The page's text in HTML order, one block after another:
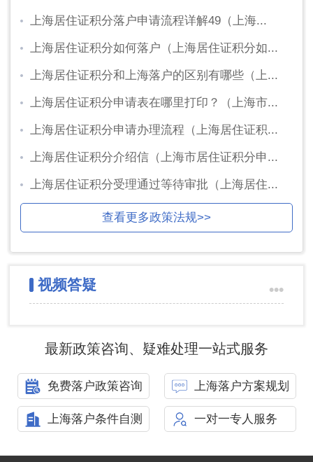
上海居住证积分落户申请流程详解49（上海...
上海居住证积分如何落户（上海居住证积分如...
上海居住证积分和上海落户的区别有哪些（上...
上海居住证积分申请表在哪里打印？（上海市...
上海居住证积分申请办理流程（上海居住证积...
上海居住证积分介绍信（上海市居住证积分申...
上海居住证积分受理通过等待审批（上海居住...
查看更多政策法规>>
视频答疑 •••
最新政策咨询、疑难处理一站式服务
免费落户政策咨询 上海落户方案规划
上海落户条件自测 一对一专人服务